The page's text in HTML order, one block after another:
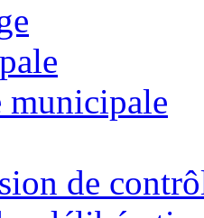
municipale
de